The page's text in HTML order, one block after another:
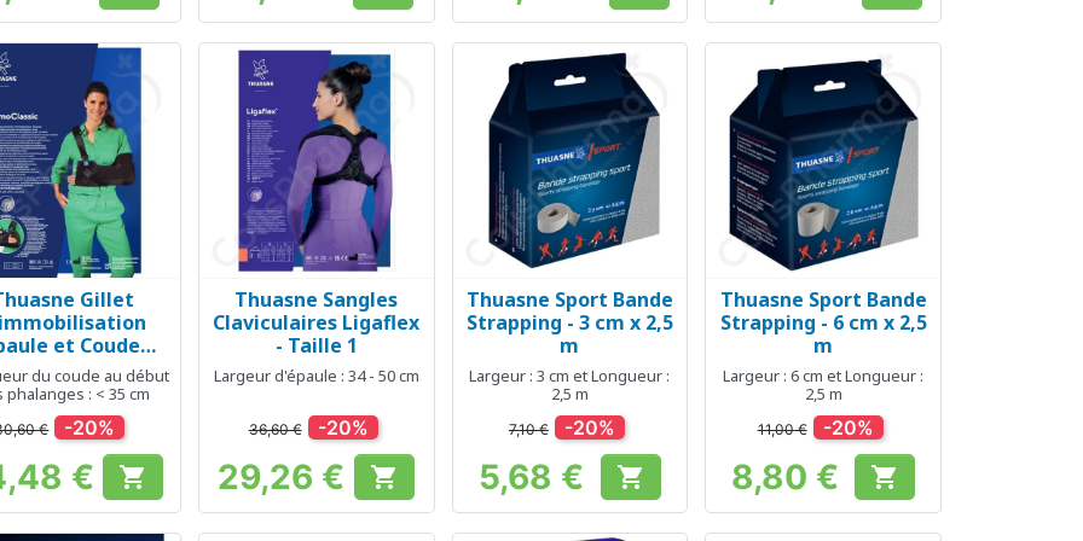
Aperçu rapide
Gillet
et Coude
- Taille 1
du coude au début
phalanges : < 35 cm
€ -20%
Prix
€ 
Aperçu rapide
Thuasne Sangles
Claviculaires Ligaflex
- Taille 1
Largeur d'épaule : 34 - 50 cm
36,60 € -20%
Prix
29,26 € 
Aperçu rapide
Thuasne Sport Bande
Strapping - 3 cm x 2,5
m
Largeur : 3 cm et Longueur :
2,5 m
7,10 € -20%
Prix
5,68 € 
Aperçu rapide
Thuasne Sport Bande
Strapping - 6 cm x 2,5
m
Largeur : 6 cm et Longueur :
2,5 m
11,00 € -20%
Prix
8,80 € 